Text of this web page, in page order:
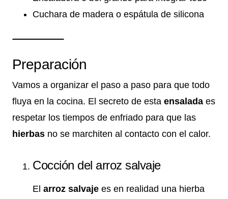
Cuchara de madera o espátula de silicona
Preparación
Vamos a organizar el paso a paso para que todo
fluya en la cocina. El secreto de esta ensalada es
respetar los tiempos de enfriado para que las
hierbas no se marchiten al contacto con el calor.
Cocción del arroz salvaje
El arroz salvaje es en realidad una hierba